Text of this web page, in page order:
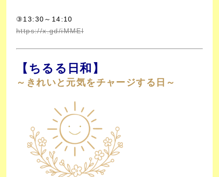
③13:30～14:10
https://x.gd/iMMEl
【ちるる日和】
～きれいと元気をチャージする日～